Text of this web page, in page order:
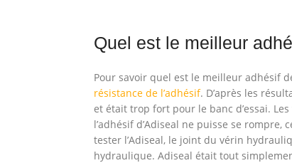
Quel est le meilleur
Pour savoir quel est le meilleur adhésif
résistance de l’adhésif. D’après les
et était trop fort pour le banc d’essai.
l’adhésif d’Adiseal ne puisse se
tester l’Adiseal, le joint du vérin
hydraulique. Adiseal était tout